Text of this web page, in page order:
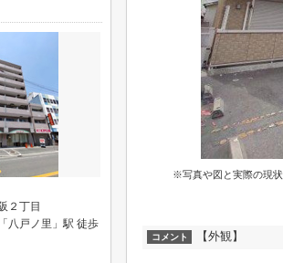
※写真や図と実際の現
コメント 【外観】
２丁目
八戸ノ里」駅 徒歩